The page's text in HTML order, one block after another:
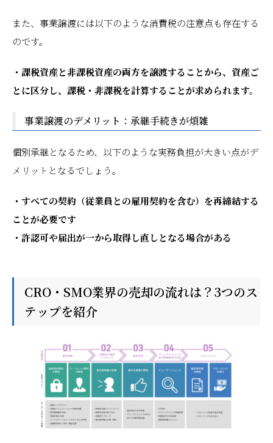
また、事業譲渡には以下のような消費税の注意点も存在する
のです。
・課税資産と非課税資産の両方を譲渡することから、資産ご
とに区分し、課税・非課税を計算することが求められます。
事業譲渡のデメリット：承継手続きが煩雑
個別承継となるため、以下のような実務負担が大きい点がデ
メリットとなるでしょう。
・すべての契約（従業員との雇用契約を含む）を再締結する
ことが必要です
・許認可や届出が一から取得し直しとなる場合がある
CRO・SMO業界の売却の流れは？3つのス
テップを紹介